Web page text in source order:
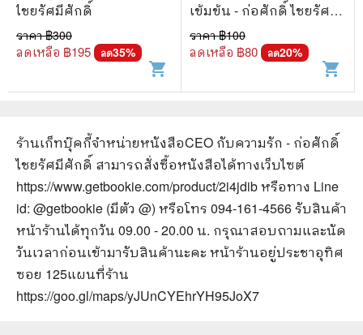
ไชยรัศมีศักดิ์
ราคา ฿300
ลดเหลือ ฿195 ลด35%
shopping_cart
เข้มข้น - ก่อศักดิ์ ไชยรัศมี
ศักดิ์
ราคา ฿100
ลดเหลือ ฿80 ลด20%
shopping_cart
ร้านเก็ทบุ๊คกี้จำหน่ายหนังสือCEO กับความรัก - ก่อศักดิ์
ไชยรัศมีศักดิ์ สามารถสั่งซื้อหนังสือได้ทางเว็บไซต์
https://www.getbookie.com/product/2i4jdibหรือทาง Line
id: @getbookie (มีตัว @) หรือโทร 094-161-4566 รับสินค้า
หน้าร้านได้ทุกวัน 09.00 - 20.00 น. กรุณาสอบถามและนัด
วันเวลาก่อนเข้ามารับสินค้านะคะ หน้าร้านอยู่ประชาอุทิศ
ซอย 125แผนที่ร้าน
https://goo.gl/maps/yJUnCYEhrYH95JoX7